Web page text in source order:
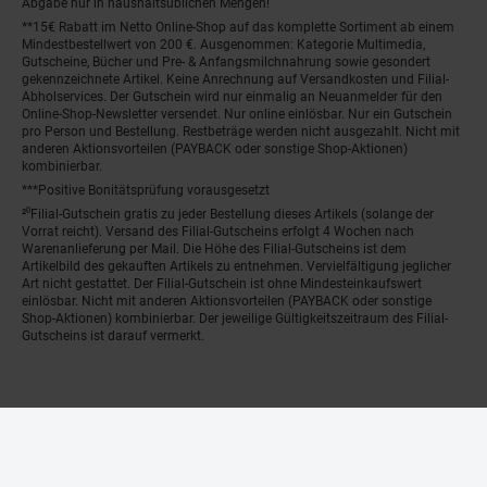
**15€ Rabatt im Netto Online-Shop auf das komplette Sortiment ab einem
Mindestbestellwert von 200 €. Ausgenommen: Kategorie Multimedia,
Gutscheine, Bücher und Pre- & Anfangsmilchnahrung sowie gesondert
gekennzeichnete Artikel. Keine Anrechnung auf Versandkosten und Filial-
Abholservices. Der Gutschein wird nur einmalig an Neuanmelder für den
Online-Shop-Newsletter versendet. Nur online einlösbar. Nur ein Gutschein
pro Person und Bestellung. Restbeträge werden nicht ausgezahlt. Nicht mit
anderen Aktionsvorteilen (PAYBACK oder sonstige Shop-Aktionen)
kombinierbar.
***Positive Bonitätsprüfung vorausgesetzt
²⁰Filial-Gutschein gratis zu jeder Bestellung dieses Artikels (solange der
Vorrat reicht). Versand des Filial-Gutscheins erfolgt 4 Wochen nach
Warenanlieferung per Mail. Die Höhe des Filial-Gutscheins ist dem
Artikelbild des gekauften Artikels zu entnehmen. Vervielfältigung jeglicher
Art nicht gestattet. Der Filial-Gutschein ist ohne Mindesteinkaufswert
einlösbar. Nicht mit anderen Aktionsvorteilen (PAYBACK oder sonstige
Shop-Aktionen) kombinierbar. Der jeweilige Gültigkeitszeitraum des Filial-
Gutscheins ist darauf vermerkt.